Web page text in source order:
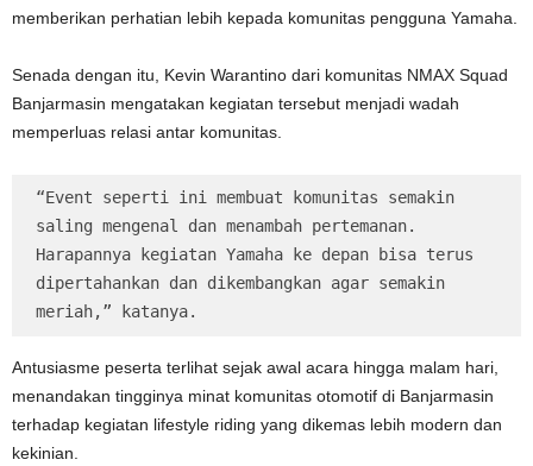
memberikan perhatian lebih kepada komunitas pengguna Yamaha.
Senada dengan itu, Kevin Warantino dari komunitas NMAX Squad
Banjarmasin mengatakan kegiatan tersebut menjadi wadah
memperluas relasi antar komunitas.
“Event seperti ini membuat komunitas semakin
saling mengenal dan menambah pertemanan.
Harapannya kegiatan Yamaha ke depan bisa terus
dipertahankan dan dikembangkan agar semakin
meriah,” katanya.
Antusiasme peserta terlihat sejak awal acara hingga malam hari,
menandakan tingginya minat komunitas otomotif di Banjarmasin
terhadap kegiatan lifestyle riding yang dikemas lebih modern dan
kekinian.